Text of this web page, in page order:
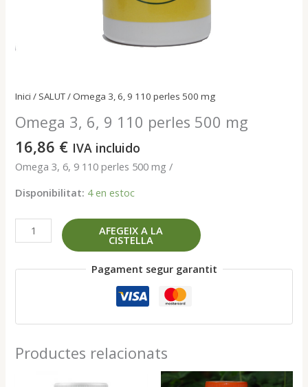
Inici / SALUT/ Omega 3, 6, 9 110 perles 500 mg
Omega 3, 6, 9 110 perles 500 mg
16,86 € IVA incluido
Omega 3, 6, 9 110 perles 500 mg /
Disponibilitat: 4 en estoc
quantitat
de
3,
110
500
AFEGEIX A LA
CISTELLA
Pagament segur garantit
Productes relacionats